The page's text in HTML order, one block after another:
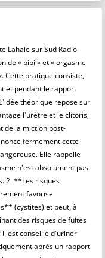
Lahaie sur Sud Radio
de « pipi » et « orgasme
Cette pratique consiste,
et pendant le rapport
théorique repose sur
l'urètre et le clitoris,
de la miction post-
fermement cette
Elle rappelle
n'est absolument pas
2. **Les risques
favorise
(cystites) et peut, à
des risques de fuites
est conseillé d'uriner
après un rapport